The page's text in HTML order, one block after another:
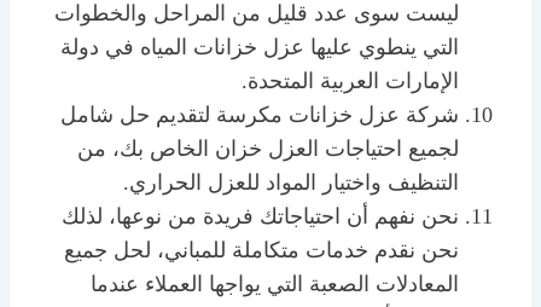
ليست سوى عدد قليل من المراحل والخطوات
التي ينطوي عليها عزل خزانات المياه في دولة
الإمارات العربية المتحدة.
شركة عزل خزانات مكرسة لتقديم حل شامل
لجميع احتياجات العزل خزان الخاص بك، من
التنظيف واختيار المواد للعزل الحراري.
نحن نفهم أن احتياجاتك فريدة من نوعها، لذلك
نحن نقدم خدمات متكاملة للمباني، لحل جميع
المعادلات الصعبة التي يواجها العملاء عندما